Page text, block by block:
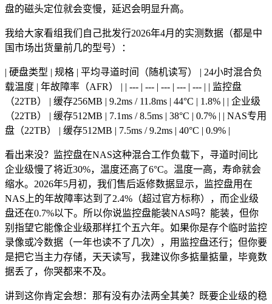
盘的磁头定位就会变慢，延迟会明显升高。
我给大家看组我们自己批发行2026年4月的实测数据（都是中
国市场出货量前几的型号）：
| 硬盘类型 | 规格 | 平均寻道时间（随机读写） | 24小时混合负
载温度 | 年故障率（AFR） | | --- | --- | --- | --- | --- | | 监控盘
（22TB） | 缓存256MB | 9.2ms / 11.8ms | 44°C | 1.8% | | 企业级
（22TB） | 缓存512MB | 7.1ms / 8.5ms | 38°C | 0.7% | | NAS专用
盘（22TB） | 缓存512MB | 7.5ms / 9.2ms | 40°C | 0.9% |
看出来没？监控盘在NAS这种混合工作负载下，寻道时间比
企业级慢了将近30%，温度还高了6°C。温度一高，寿命就会
缩水。2026年5月初，我们售后返修数据显示，监控盘用在
NAS上的年故障率达到了2.4%（超过官方标称），而企业级
盘还在0.7%以下。所以你说监控盘能装NAS吗？能装，但你
别指望它能像企业级那样扛个五六年。如果你是存个临时监控
录像或冷数据（一年也读不了几次），用监控盘还行；但你要
是把它当主力存储，天天读写，我建议你多掂量掂量，毕竟数
据丢了，你哭都来不及。
讲到这你肯定会想：那有没有办法两全其美？既要企业级的稳